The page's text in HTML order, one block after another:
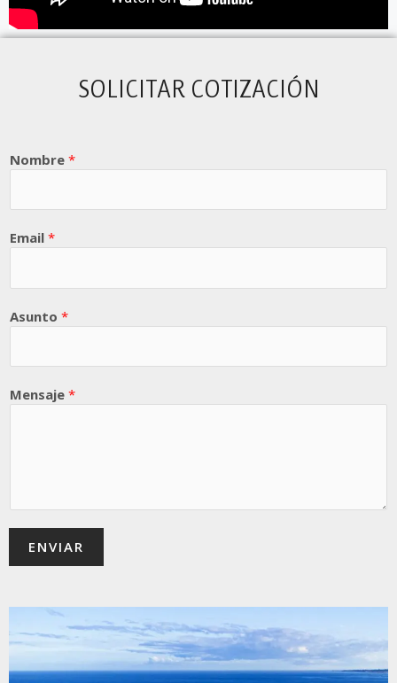
SOLICITAR COTIZACIÓN
Nombre *
Email *
Asunto *
Mensaje *
ENVIAR